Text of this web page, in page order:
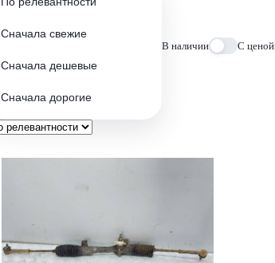
Сначала свежие
Сначала дешевые
Сначала дорогие
В наличии С ценой